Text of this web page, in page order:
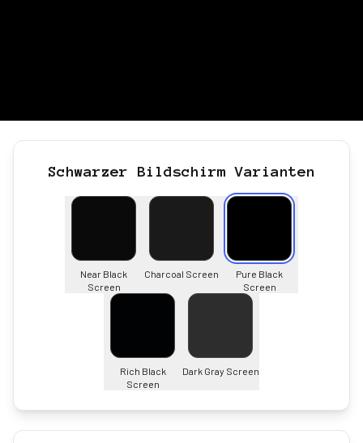
Schwarzer Bildschirm Varianten
Near Black
Screen
Charcoal Screen
Pure Black
Screen
Rich Black
Screen
Dark Gray Screen